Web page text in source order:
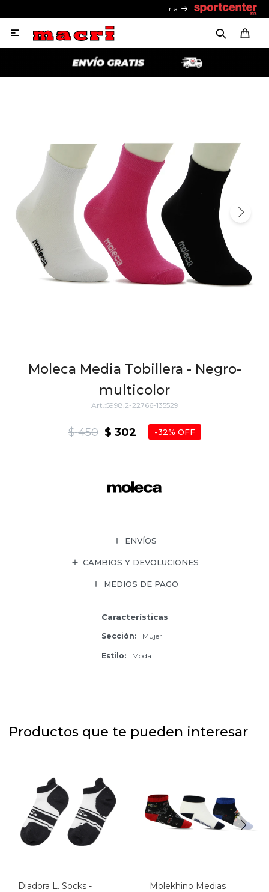
Ir a

Moleca Media Tobillera - Negro-
multicolor
5998.2-22766-135529
$ 302
$ 450 32
ENVÍOS
CAMBIOS Y DEVOLUCIONES
MEDIOS DE PAGO
Características
Sección Mujer
Estilo Moda
Productos que te pueden interesar
Diadora L. Socks -
Molekhino Medias